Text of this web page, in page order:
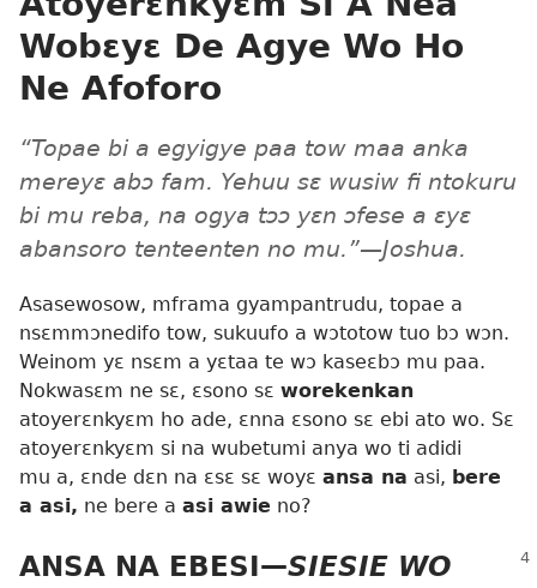
Wobɛyɛ De Agye Wo Ho
Ne Afoforo
“Topae bi a egyigye paa tow maa anka
mereyɛ abɔ fam. Yehuu sɛ wusiw fi ntokuru
bi mu reba, na ogya tɔɔ yɛn ɔfese a ɛyɛ
abansoro tenteenten no mu.”​—Joshua.
Asasewosow, mframa gyampantrudu, topae a
nsɛmmɔnedifo tow, sukuufo a wɔtotow tuo bɔ wɔn.
Weinom yɛ nsɛm a yɛtaa te wɔ kaseɛbɔ mu paa.
Nokwasɛm ne sɛ, ɛsono sɛ worekenkan
atoyerɛnkyɛm ho ade, ɛnna ɛsono sɛ ebi ato wo. Sɛ
atoyerɛnkyɛm si na wubetumi anya wo ti adidi
mu a, ɛnde dɛn na ɛsɛ sɛ woyɛ ansa na asi, bere
a asi, ne bere a asi awie no?
ANSA NA EBESI​—SIESIE WO